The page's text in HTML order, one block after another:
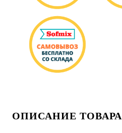
ОПИСАНИЕ ТОВАРА